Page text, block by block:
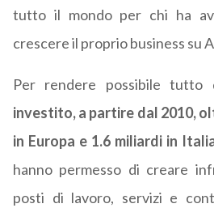
tutto il mondo per chi ha
crescere il proprio business su
Per rendere possibile
investito, a partire dal 2010,
in Europa e 1.6 miliardi in
hanno permesso di creare
posti di lavoro, servizi e